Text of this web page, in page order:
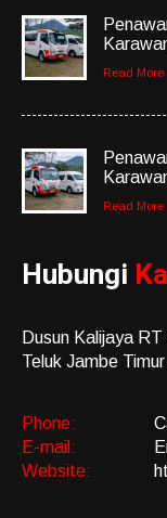
Read More
Read More
Hubungi
Dusun Kalijaya
Teluk Jambe
Phone:
E-mail:
Website: